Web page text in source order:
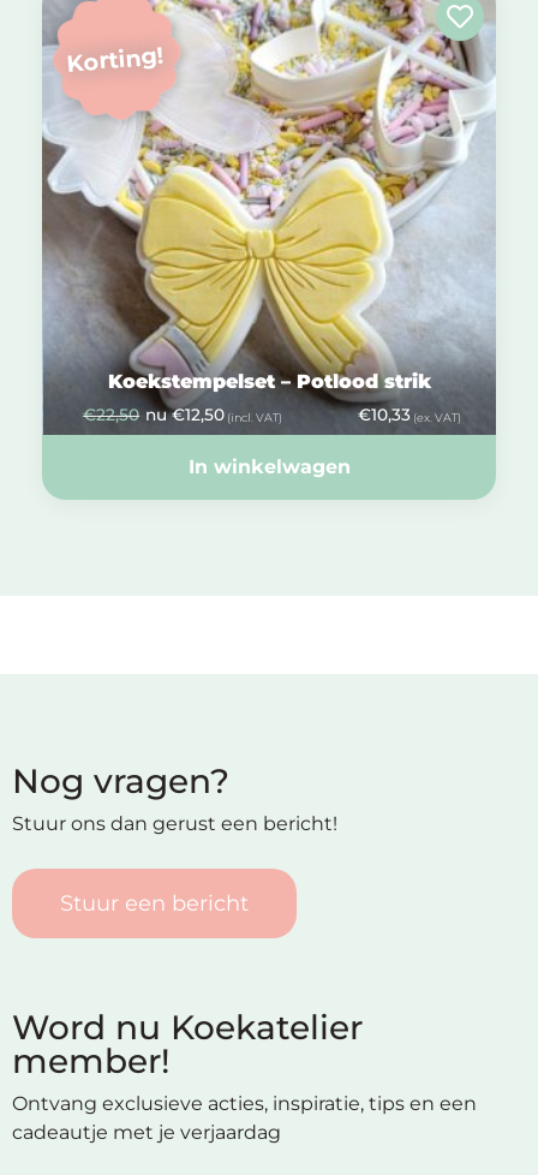
Korting!
Koekstempelset – Potlood strik
€22,50 nu €12,50 (incl. VAT) €10,33(ex. VAT)
In winkelwagen
Nog vragen?
Stuur ons dan gerust een bericht!
Stuur een bericht
Word nu Koekatelier
member!
Ontvang exclusieve acties, inspiratie, tips en een
cadeautje met je verjaardag